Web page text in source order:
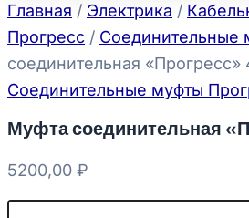
Главная / Электрика /
Прогресс / Соединительные
соединительная «Прогресс»
Соединительные муфты
Муфта соединительная
5200,00 ₽